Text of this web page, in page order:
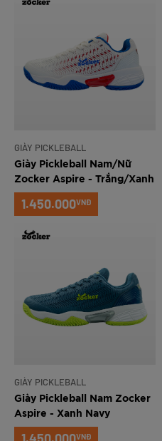
GIÀY PICKLEBALL
Giày Pickleball Nam/Nữ
Zocker Aspire - Trắng/Xanh
1.450.000VNĐ
GIÀY PICKLEBALL
Giày Pickleball Nam Zocker
Aspire - Xanh Navy
VNĐ